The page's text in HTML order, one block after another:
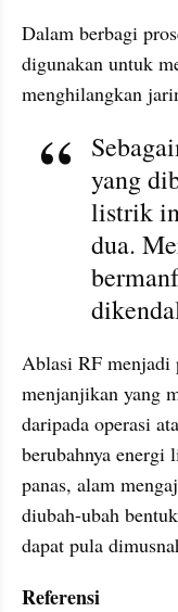
Dalam berbagi
digunakan untuk
menghilangkan
yang
listrik
dua.
Ablasi RF menjadi
menjanjikan yang
daripada operasi
berubahnya
panas, alam
diubah-ubah
dapat pula
Referensi